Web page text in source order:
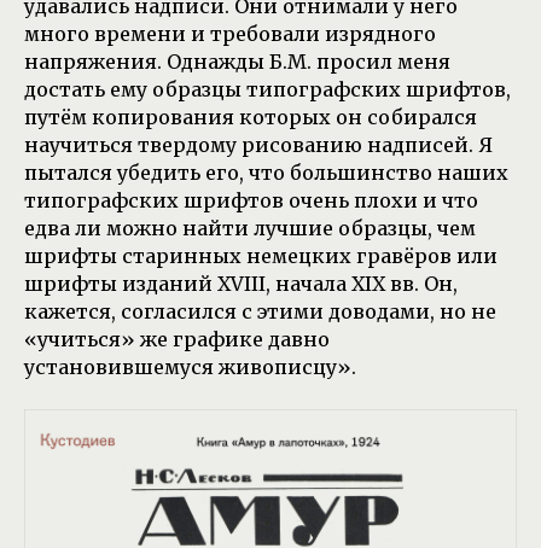
удавались надписи. Они отнимали у него
много времени и требовали изрядного
напряжения. Однажды Б.М. просил меня
достать ему образцы типографских шрифтов,
путём копирования которых он собирался
научиться твердому рисованию надписей. Я
пытался убедить его, что большинство наших
типографских шрифтов очень плохи и что
едва ли можно найти лучшие образцы, чем
шрифты старинных немецких гравёров или
шрифты изданий XVIII, начала XIX вв. Он,
кажется, согласился с этими доводами, но не
«учиться» же графике давно
установившемуся живописцу».